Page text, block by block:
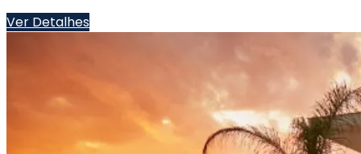
Ver Detalhes